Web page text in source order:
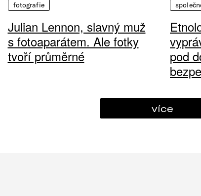
fotografie
Julian Lennon, slavný muž
s fotoaparátem. Ale fotky
tvoří průměrné
pod
více